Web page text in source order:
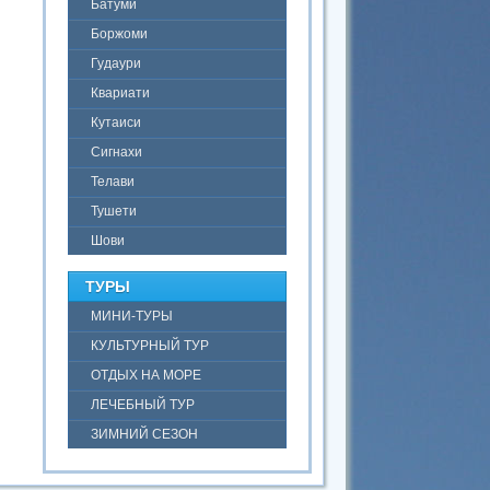
Батуми
Боржоми
Гудаури
Квариати
Кутаиси
Сигнахи
Телави
Тушети
Шови
ТУРЫ
МИНИ-ТУРЫ
КУЛЬТУРНЫЙ ТУР
ОТДЫХ НА МОРЕ
ЛЕЧЕБНЫЙ ТУР
ЗИМНИЙ СЕЗОН